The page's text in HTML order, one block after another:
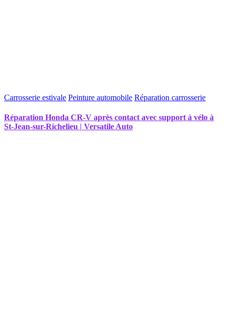
Carrosserie estivale Peinture automobile Réparation carrosserie
Réparation Honda CR-V après contact avec support à vélo à
St-Jean-sur-Richelieu | Versatile Auto